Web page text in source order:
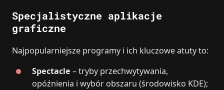
Specjalistyczne aplikacje
graficzne
Najpopularniejsze programy i ich kluczowe atuty to:
Spectacle – tryby przechwytywania,
opóźnienia i wybór obszaru (środowisko KDE);